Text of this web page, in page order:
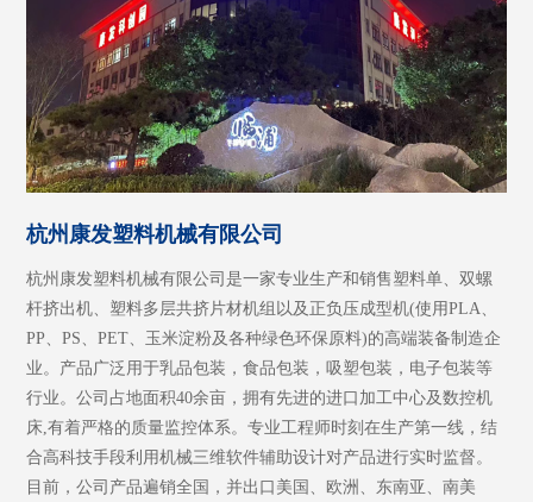
杭州康发塑料机械有限公司
杭州康发塑料机械有限公司是一家专业生产和销售塑料单、双螺
杆挤出机、塑料多层共挤片材机组以及正负压成型机(使用PLA、
PP、PS、PET、玉米淀粉及各种绿色环保原料)的高端装备制造企
业。产品广泛用于乳品包装，食品包装，吸塑包装，电子包装等
行业。公司占地面积40余亩，拥有先进的进口加工中心及数控机
床,有着严格的质量监控体系。专业工程师时刻在生产第一线，结
合高科技手段利用机械三维软件辅助设计对产品进行实时监督。
目前，公司产品遍销全国，并出口美国、欧洲、东南亚、南美